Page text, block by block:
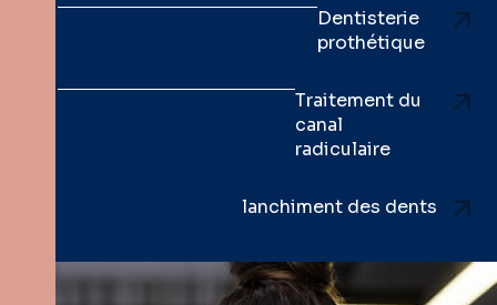
Dentisterie
prothétique
Traitement du
canal
radiculaire
lanchiment des dents